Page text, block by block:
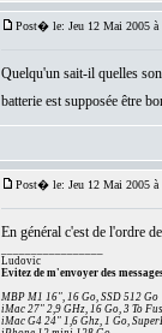
Post� le: Jeu 12 Mai 2005 à
Quelqu'un sait-il quelles
batterie est supposée être
Post� le: Jeu 12 Mai 2005 à
En général c'est de l'ordre
Ludovic
Evitez de m'envoyer des
MBP M1 16", 16 Go, SSD 512 Go
iMac 27" 2,9 GHz, 16 Go, 3 To
iMac G4 24" 1,6 Ghz, 1 Go,